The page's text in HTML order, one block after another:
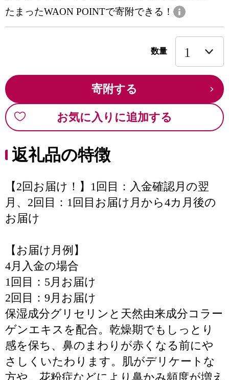
たまったWAON POINTで寄附できる！
数量
寄附する
お気に入りに追加する
返礼品の特徴
【2回お届け！】1回目：入金確認月の翌
月、2回目：1回目お届け月から4カ月後の
お届け
【お届け月例】
4月入金の場合
1回目：5月お届け
2回目：9月お届け
保湿成分グリセリンと天然由来成分コラー
ゲンエキスを配合。乾燥期でもしっとり
感を保ち、鼻のまわりが赤くなる前にや
さしくいたわります。肌がデリケートな
方や、花粉症などにより鼻かみ頻度が増え